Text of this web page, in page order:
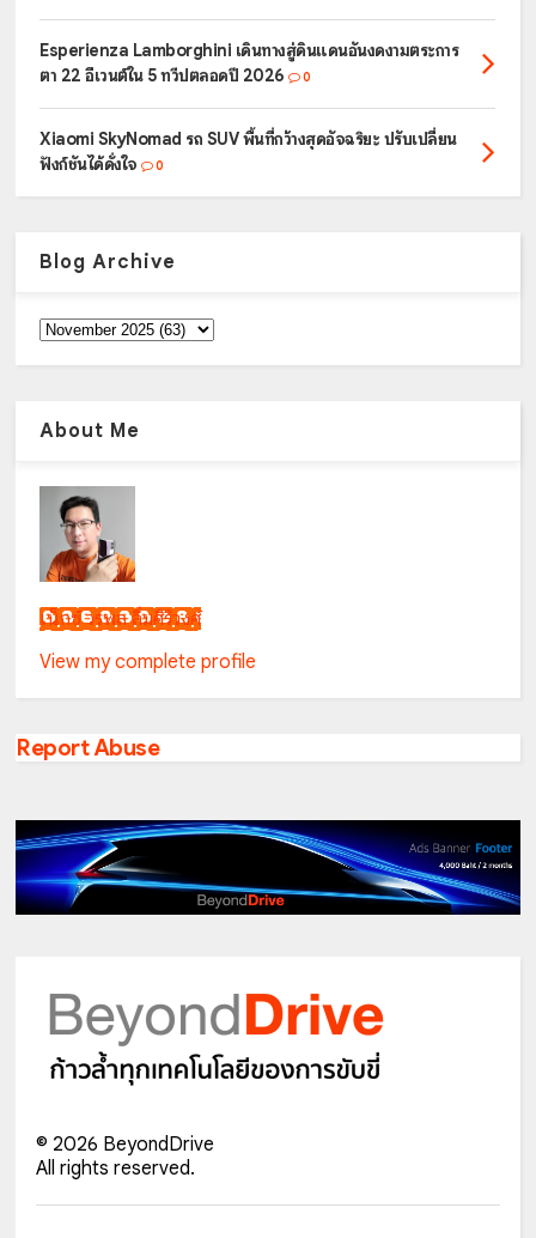
Esperienza Lamborghini เดินทางสู่ดินแดนอันงดงามตระการ
ตา 22 อีเวนต์ใน 5 ทวีปตลอดปี 2026
0
Xiaomi SkyNomad รถ SUV พื้นที่กว้างสุดอัจฉริยะ ปรับเปลี่ยน
ฟังก์ชันได้ดั่งใจ
0
Blog Archive
About Me
เน็กซ์ วรพล ลิ่มศิริวงศ์
View my complete profile
Report Abuse
© 2026 BeyondDrive
All rights reserved.